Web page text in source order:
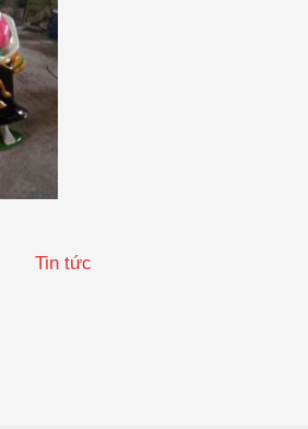
Tin tức